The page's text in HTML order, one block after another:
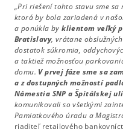
„Pri riešení tohto stavu sme
ktorá by bola zariadená v
a ponúkla byklientom veľký
Bratislavy, vrátane
dostatok súkromia,
a taktiež možnosťou
domu. V prvej fáze sme sa
a z dostupných možností
Námestia SNP a Špitálskej
komunikovali so všetkými
Pamiatkového úradu a
riaditeľ retailového